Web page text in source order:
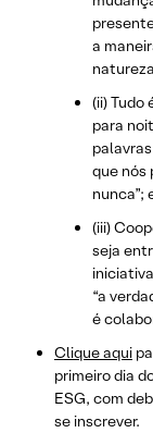
a
(ii) Tudo
para
que nós
nunca”;
(iii)
seja
“a
é
Clique aqui
primeiro dia
ESG, com
se inscrever.